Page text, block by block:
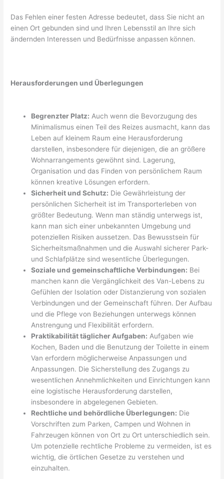
Das Fehlen einer festen Adresse bedeutet, dass Sie nicht an
einen Ort gebunden sind und Ihren Lebensstil an Ihre sich
ändernden Interessen und Bedürfnisse anpassen können.
Herausforderungen und Überlegungen
Begrenzter Platz: Auch wenn die Bevorzugung des
Minimalismus einen Teil des Reizes ausmacht, kann das
Leben auf kleinem Raum eine Herausforderung
darstellen, insbesondere für diejenigen, die an größere
Wohnarrangements gewöhnt sind. Lagerung,
Organisation und das Finden von persönlichem Raum
können kreative Lösungen erfordern.
Sicherheit und Schutz: Die Gewährleistung der
persönlichen Sicherheit ist im Transporterleben von
größter Bedeutung. Wenn man ständig unterwegs ist,
kann man sich einer unbekannten Umgebung und
potenziellen Risiken aussetzen. Das Bewusstsein für
Sicherheitsmaßnahmen und die Auswahl sicherer Park-
und Schlafplätze sind wesentliche Überlegungen.
Soziale und gemeinschaftliche Verbindungen: Bei
manchen kann die Vergänglichkeit des Van-Lebens zu
Gefühlen der Isolation oder Distanzierung von sozialen
Verbindungen und der Gemeinschaft führen. Der Aufbau
und die Pflege von Beziehungen unterwegs können
Anstrengung und Flexibilität erfordern.
Praktikabilität täglicher Aufgaben: Aufgaben wie
Kochen, Baden und die Benutzung der Toilette in einem
Van erfordern möglicherweise Anpassungen und
Anpassungen. Die Sicherstellung des Zugangs zu
wesentlichen Annehmlichkeiten und Einrichtungen kann
eine logistische Herausforderung darstellen,
insbesondere in abgelegenen Gebieten.
Rechtliche und behördliche Überlegungen: Die
Vorschriften zum Parken, Campen und Wohnen in
Fahrzeugen können von Ort zu Ort unterschiedlich sein.
Um potenzielle rechtliche Probleme zu vermeiden, ist es
wichtig, die örtlichen Gesetze zu verstehen und
einzuhalten.